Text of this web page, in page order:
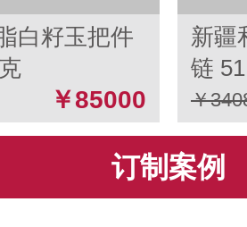
白籽玉把件
￥85000
新疆
链
￥
订制案例